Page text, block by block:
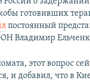
готовивших
постоянный
Владимир
этот вопрос
и добавил, что в